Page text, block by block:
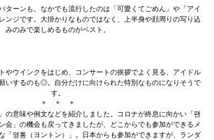
ターンも。なかでも流行したのは「可愛くてごめん」や「アイ
ンジです。大掛かりなものではなく、上半身や顔周りの写り込
みのみで楽しめるものがベスト。
やウインクをはじめ、コンサートの挨拶でよく見る、アイドル
いするのも◎。自分だけに向けられた特別なものになりそうで
す。
＊ ＊ ＊
の意味や例文などを紹介しました。コロナが終息に向かい「팬
会」の機会も戻ってきましたが、どこからでも参加ができるメ
「영통（ヨントン）」。日本からも参加ができますが、ランダ